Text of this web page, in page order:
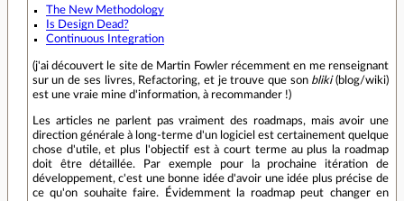
The New Methodology
Is Design Dead?
Continuous Integration
(j'ai découvert le site de Martin Fowler récemment en me renseignant
sur un de ses livres, Refactoring, et je trouve que son bliki(blog/wiki)
est une vraie mine d'information, à recommander !)
Les articles ne parlent pas vraiment des roadmaps, mais avoir une
direction générale à long-terme d'un logiciel est certainement quelque
chose d'utile, et plus l'objectif est à court terme au plus la roadmap
doit être détaillée. Par exemple pour la prochaine itération de
développement, c'est une bonne idée d'avoir une idée plus précise de
ce qu'on souhaite faire. Évidemment la roadmap peut changer en